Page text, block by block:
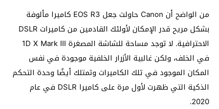
من الواضح أن Canon حاولت جعل EOS R3 كاميرا مألوفة
بشكل مريح قدر الإمكان لأولئك القادمين من كاميرات DSLR
الاحترافية. لا توجد مساحة للشاشة المصغرة 1D X Mark III
في الخلف، ولكن غالبية الأزرار الخلفية موجودة في نفس
المكان الموجود في تلك الكاميرات وتمتلك أيضًا وحدة التحكم
الذكية التي ظهرت لأول مرة على كاميرا DSLR في عام
2020.